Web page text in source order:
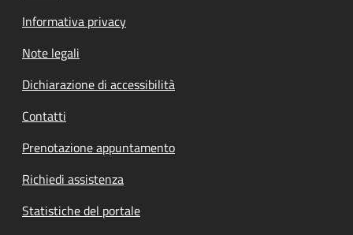
Informativa privacy
Note legali
Dichiarazione di accessibilità
Contatti
Prenotazione appuntamento
Richiedi assistenza
Statistiche del portale